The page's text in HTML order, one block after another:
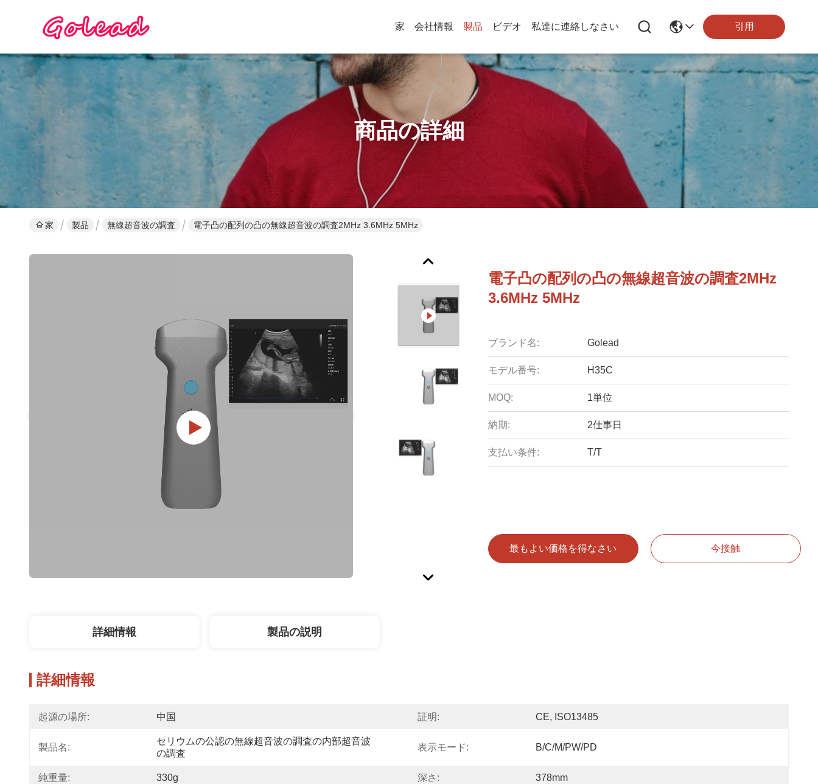
家 会社情報 製品 ビデオ 私達に連絡しなさい 引用
商品の詳細
家 製品 無線超音波の調査 電子凸の配列の凸の無線超音波の調査2MHz 3.6MHz 5MHz
電子凸の配列の凸の無線超音波の調査2MHz
3.6MHz 5MHz
ブランド名: Golead
モデル番号: H35C
MOQ: 1単位
納期: 2仕事日
支払い条件: T/T
最もよい価格を得なさい 今接触
詳細情報 製品の説明
詳細情報
起源の場所: 中国 証明: CE, ISO13485
製品名:
セリウムの公認の無線超音波の調査の内部超音波
の調査
表示モード: B/C/M/PW/PD
純重量: 330g 深さ: 378mm